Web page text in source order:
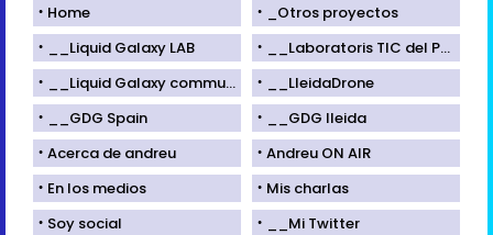
Home
_Otros proyectos
__Liquid Galaxy LAB
__Laboratoris TIC del Parc Científic de Lleida
__Liquid Galaxy community
__LleidaDrone
__GDG Spain
__GDG lleida
Acerca de andreu
Andreu ON AIR
En los medios
Mis charlas
Soy social
__Mi Twitter